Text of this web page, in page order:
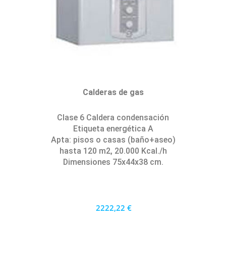
Calderas de gas
Clase 6 Caldera condensación
Etiqueta energética A
Apta: pisos o casas (baño+aseo)
hasta 120 m2, 20.000 Kcal./h
Dimensiones 75x44x38 cm.
2222,22 €